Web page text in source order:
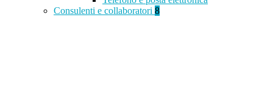
Consulenti e collaboratori 8